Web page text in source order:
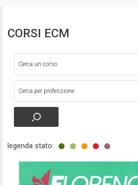
CORSI ECM
legenda stato: